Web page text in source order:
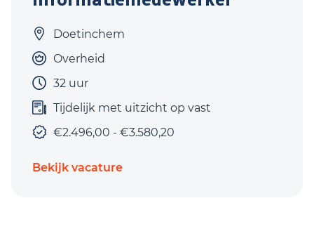
Doetinchem
Overheid
32 uur
Tijdelijk met uitzicht op vast
€2.496,00 - €3.580,20
Bekijk vacature